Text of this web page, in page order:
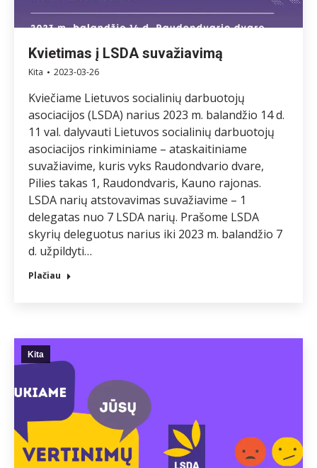
Kvietimas į LSDA suvažiavimą
Kita 2023-03-26
Kviečiame Lietuvos socialinių darbuotojų
asociacijos (LSDA) narius 2023 m. balandžio 14 d.
11 val. dalyvauti Lietuvos socialinių darbuotojų
asociacijos rinkiminiame – ataskaitiniame
suvažiavime, kuris vyks Raudondvario dvare,
Pilies takas 1, Raudondvaris, Kauno rajonas.
LSDA narių atstovavimas suvažiavime – 1
delegatas nuo 7 LSDA narių. Prašome LSDA
skyrių deleguotus narius iki 2023 m. balandžio 7
d. užpildyti…
Plačiau
Kita